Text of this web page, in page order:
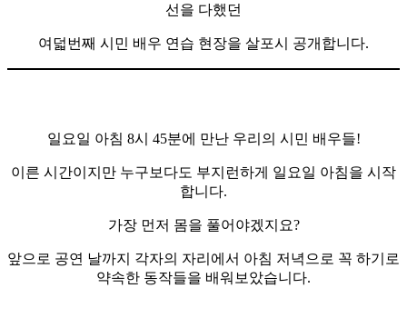
선을 다했던
여덟번째 시민 배우 연습 현장을 살포시 공개합니다.
일요일 아침 8시 45분에 만난 우리의 시민 배우들!
이른 시간이지만 누구보다도 부지런하게 일요일 아침을 시작
합니다.
가장 먼저 몸을 풀어야겠지요?
앞으로 공연 날까지 각자의 자리에서 아침 저녁으로 꼭 하기로
약속한 동작들을 배워보았습니다.